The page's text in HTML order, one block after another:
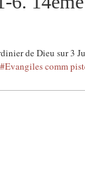
de Dieu sur 3
#Evangiles comm